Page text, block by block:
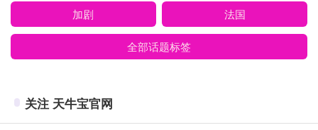
加剧 法国
全部话题标签
关注 天牛宝官网